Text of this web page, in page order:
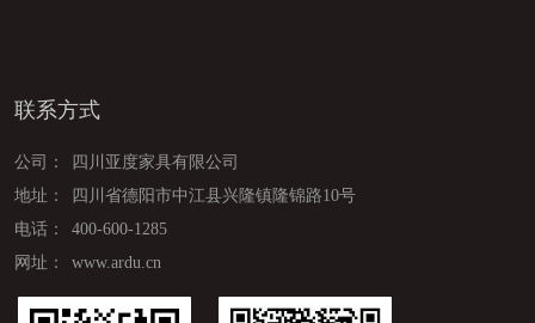
公司：
四川亚度家具有限公司
地址：
四川省德阳市中江县兴隆镇隆锦路10号
电话：
400-600-1285
网址：
www.ardu.cn
联系方式